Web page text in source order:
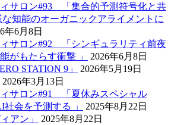
サロン#93 「集合的予測符号化と共
知能のオーガニックアライメントに
年6月8日
サロン#92 「シンギュラリティ前夜
がもたらす衝撃 」
2026年6月8日
STATION 9」
2026年5月19日
2026年3月13日
サロン#91 「夏休みスペシャル
会を予測する 」
2025年8月22日
アン」
2025年8月22日